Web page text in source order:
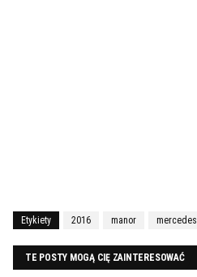
Etykiety 2016 manor mercedes
TE POSTY MOGĄ CIĘ ZAINTERESOWAĆ